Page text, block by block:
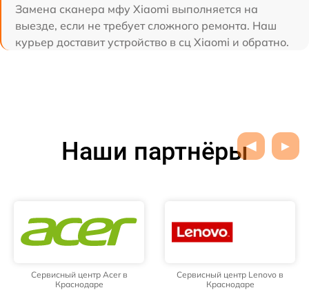
Замена сканера мфу Xiaomi выполняется на
выезде, если не требует сложного ремонта. Наш
курьер доставит устройство в сц Xiaomi и обратно.
Наши партнёры
Сервисный центр Acer в
Краснодаре
Сервисный центр Lenovo в
Краснодаре